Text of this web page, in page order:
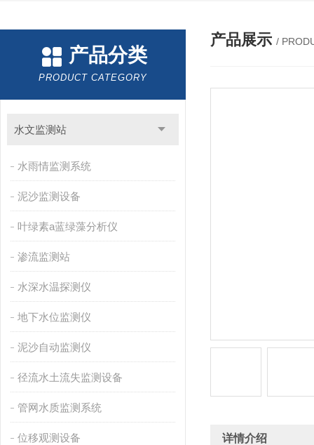
产品分类
PRODUCT CATEGORY
水文监测站
水雨情监测系统
泥沙监测设备
叶绿素a蓝绿藻分析仪
渗流监测站
水深水温探测仪
地下水位监测仪
泥沙自动监测仪
径流水土流失监测设备
管网水质监测系统
位移观测设备
产品展示 /
详情介绍